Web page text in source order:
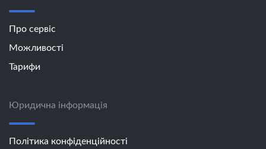
Про сервіс
Можливості
Тарифи
Юридична інформація
Політика конфіденційності